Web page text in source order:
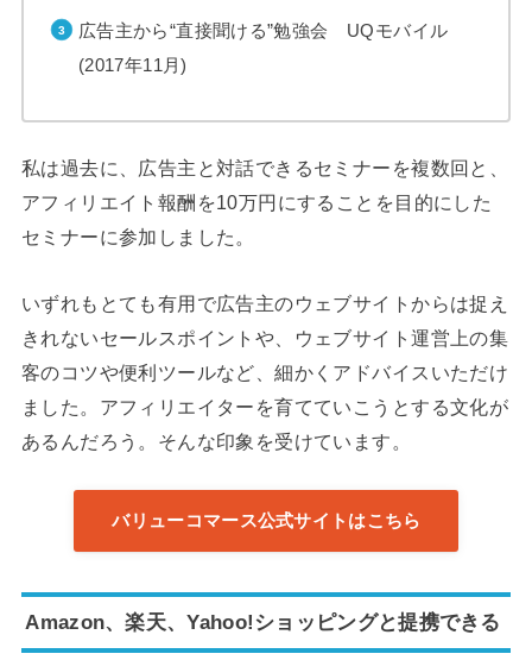
広告主から“直接聞ける”勉強会 UQモバイル
(2017年11月)
私は過去に、広告主と対話できるセミナーを複数回と、
アフィリエイト報酬を10万円にすることを目的にした
セミナーに参加しました。
いずれもとても有用で広告主のウェブサイトからは捉え
きれないセールスポイントや、ウェブサイト運営上の集
客のコツや便利ツールなど、細かくアドバイスいただけ
ました。アフィリエイターを育てていこうとする文化が
あるんだろう。そんな印象を受けています。
バリューコマース公式サイトはこちら
Amazon、楽天、Yahoo!ショッピングと提携できる